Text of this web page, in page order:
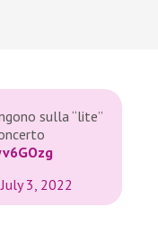
sulla “lite”
July 3, 2022